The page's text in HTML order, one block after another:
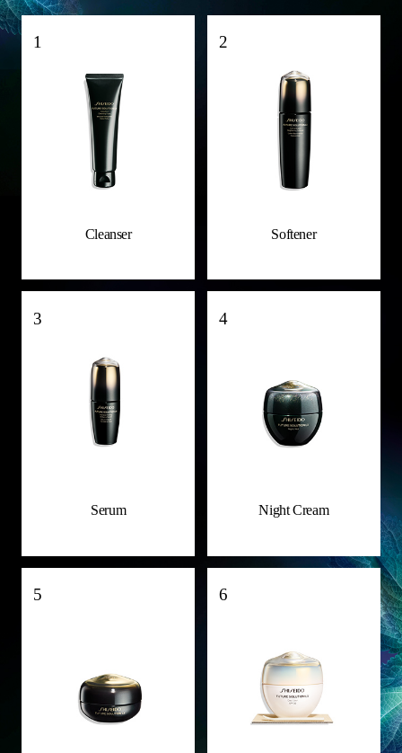
1
Cleanser
2
Softener
3
Serum
4
Night Cream
5 6